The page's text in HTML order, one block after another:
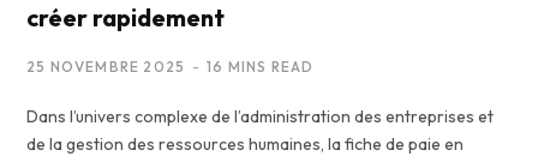
créer rapidement
25 NOVEMBRE 2025 16 MINS READ
Dans l’univers complexe de l’administration des entreprises et
de la gestion des ressources humaines, la fiche de paie en